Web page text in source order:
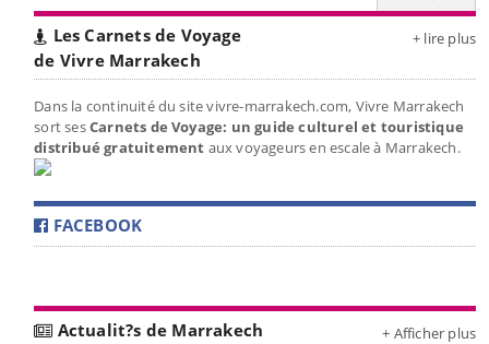
Les Carnets de Voyage
de Vivre Marrakech
+ lire plus
Dans la continuité du site vivre-marrakech.com, Vivre Marrakech
sort sesCarnets de Voyage: un guide culturel et touristique
distribué gratuitement aux voyageurs en escale à Marrakech.
FACEBOOK
Actualit?s de Marrakech + Afficher plus